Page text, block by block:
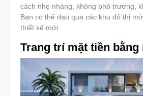
cách nhẹ nhàng, không phô trương,
Bạn có thể dạo qua các khu đô thị
thiết kế mới.
Trang trí mặt tiền bằng